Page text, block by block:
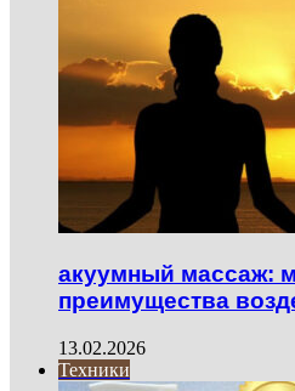
акуумный массаж:
преимущества
13.02.2026
Техники